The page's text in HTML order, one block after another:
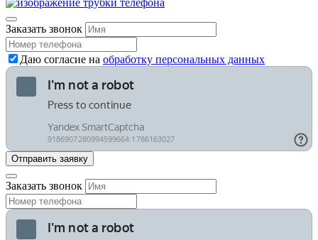
Заказать звонок
Даю согласие на обработку персональных данных
Заказать звонок